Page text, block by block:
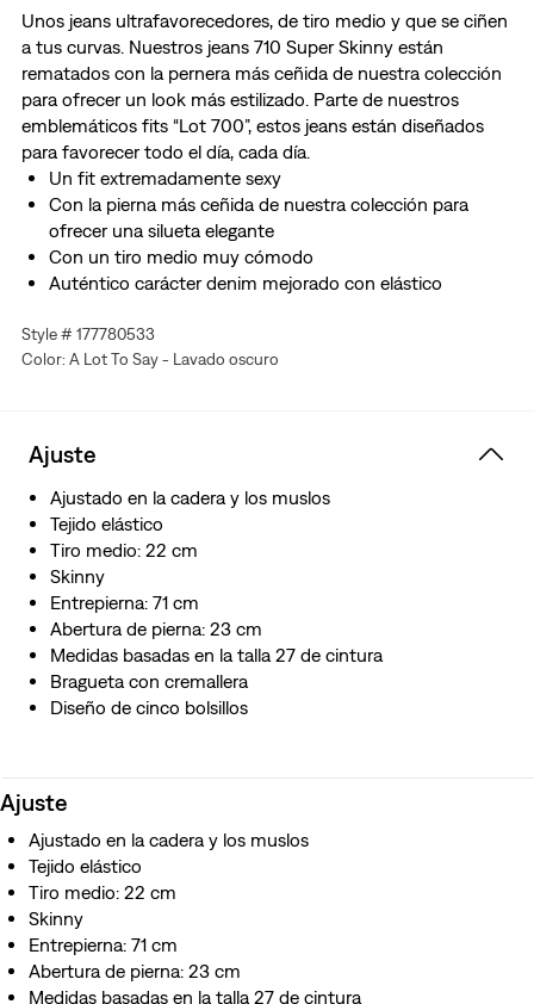
Unos jeans ultrafavorecedores, de tiro medio y que se ciñen
a tus curvas. Nuestros jeans 710 Super Skinny están
rematados con la pernera más ceñida de nuestra colección
para ofrecer un look más estilizado. Parte de nuestros
emblemáticos fits “Lot 700”, estos jeans están diseñados
para favorecer todo el día, cada día.
Un fit extremadamente sexy
Con la pierna más ceñida de nuestra colección para
ofrecer una silueta elegante
Con un tiro medio muy cómodo
Auténtico carácter denim mejorado con elástico
Stellar Stretch. No pierden la forma, favorecen tus
curvas y se mueven contigo (sin hacer bolsas ni
Style # 177780533
Color: A Lot To Say - Lavado oscuro
Ajuste
Ajustado en la cadera y los muslos
Tejido elástico
Tiro medio: 22 cm
Skinny
Entrepierna: 71 cm
Abertura de pierna: 23 cm
Medidas basadas en la talla 27 de cintura
Bragueta con cremallera
Diseño de cinco bolsillos
Ajuste
Ajustado en la cadera y los muslos
Tejido elástico
Tiro medio: 22 cm
Skinny
Entrepierna: 71 cm
Abertura de pierna: 23 cm
Medidas basadas en la talla 27 de cintura